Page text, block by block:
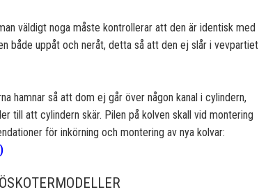
väldigt noga måste kontrollerar att den är identisk med
både uppåt och neråt, detta så att den ej slår i vevpartiet
hamnar så att dom ej går över någon kanal i cylindern,
till att cylindern skär. Pilen på kolven skall vid montering
för inkörning och montering av nya kolvar: